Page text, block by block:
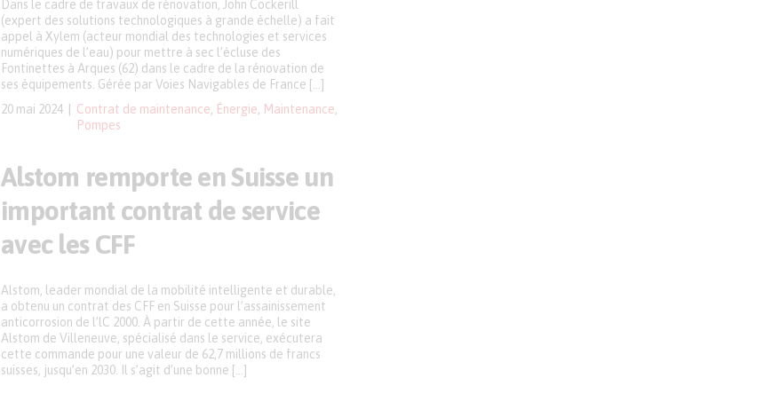
20 mai 2024 Contrat de maintenance Énergie Maintenance
Pompes
Dans le cadre de travaux de rénovation, John Cockerill
(expert des solutions technologiques à grande échelle) a fait
appel à Xylem (acteur mondial des technologies et services
numériques de l’eau) pour mettre à sec l’écluse des
Fontinettes à Arques (62) dans le cadre de la rénovation de
ses équipements. Gérée par Voies Navigables de France […]
Alstom remporte en Suisse un
important contrat de service
avec les CFF
Alstom, leader mondial de la mobilité intelligente et durable,
a obtenu un contrat des CFF en Suisse pour l’assainissement
anticorrosion de l’lC 2000. À partir de cette année, le site
Alstom de Villeneuve, spécialisé dans le service, exécutera
cette commande pour une valeur de 62,7 millions de francs
suisses, jusqu’en 2030. Il s’agit d’une bonne […]